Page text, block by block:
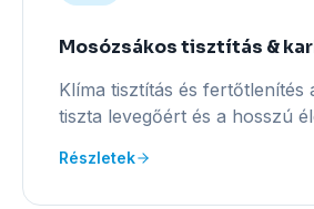
Mosózsákos tisztítás &
Klíma tisztítás és fertőtlenítés
tiszta levegőért és a hosszú
Részletek